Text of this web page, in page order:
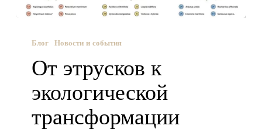
Блог Новости и события
От этрусков к
экологической
трансформации